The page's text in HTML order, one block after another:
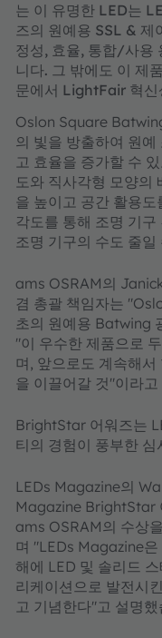
는 이 유명한 LED는
즈의 원예용 SSL & 제
정성, 효율, 통합/사용
니다. 그 밖에도 이 제
문에서 LightFair 혁신
Oslon Square
의 빛을 방출하여 원
고 효율을 증가할 수
도와 직사각형 모양의
을 높이고 공간 활용
각도를 통해 조명 기
조명 기구의 수도 줄일
ams OSRAM의
겸 총괄 책임자는
초의 원예용 Batwing
"이 우수한 제품으로
며, 앞으로도 계속해
을 이끌어갈 것"이라
BrightStar 어워즈는
티의 경험이 풍부한
LEDs Magazine의
Magazine BrightStar
ams OSRAM의 수상
며 "LEDs Magazine
해에 LED 및 솔리드
리케이션으로 발전시
고 기념한다"고 설명했